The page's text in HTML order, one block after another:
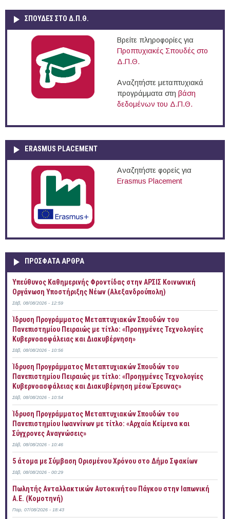
ΣΠΟΥΔΈΣ ΣΤΟ Δ.Π.Θ.
Βρείτε πληροφορίες για
Προπτυχιακές Σπουδές στο
Δ.Π.Θ.
Αναζητήστε μεταπτυχιακά
προγράμματα στη βάση
δεδομένων του Δ.Π.Θ.
ERASMUS PLACEMENT
Αναζητήστε φορείς για
Erasmus Placement
ΠΡOΣΦΑΤΑ AΡΘΡΑ
Yπεύθυνος Καθημερινής Φροντίδας στην ΑΡΣΙΣ Κοινωνική
Οργάνωση Υποστήριξης Νέων (Αλεξανδρούπολη)
Σάβ, 08/08/2026 - 12:59
Ίδρυση Προγράμματος Μεταπτυχιακών Σπουδών του
Πανεπιστημίου Πειραιώς με τίτλο: «Προηγμένες Τεχνολογίες
Κυβερνοασφάλειας και Διακυβέρνηση»
Σάβ, 08/08/2026 - 10:56
Ίδρυση Προγράμματος Μεταπτυχιακών Σπουδών του
Πανεπιστημίου Πειραιώς με τίτλο: «Προηγμένες Τεχνολογίες
Κυβερνοασφάλειας και Διακυβέρνηση μέσω Έρευνας»
Σάβ, 08/08/2026 - 10:54
Ίδρυση Προγράμματος Μεταπτυχιακών Σπουδών του
Πανεπιστημίου Ιωαννίνων με τίτλο: «Αρχαία Κείμενα και
Σύγχρονες Αναγνώσεις»
Σάβ, 08/08/2026 - 10:46
5 άτομα με Σύμβαση Ορισμένου Χρόνου στο Δήμο Σφακίων
Σάβ, 08/08/2026 - 00:29
Πωλητής Ανταλλακτικών Αυτοκινήτου Πάγκου στην Ιαπωνική
Α.Ε. (Κομοτηνή)
Παρ, 07/08/2026 - 18:43